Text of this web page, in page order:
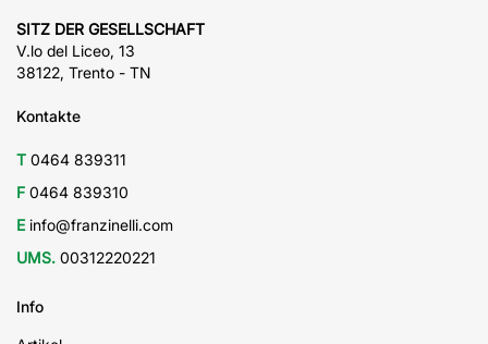
SITZ DER GESELLSCHAFT
V.lo del Liceo, 13
38122, Trento - TN
Kontakte
T 0464 839311
F 0464 839310
E info@franzinelli.com
UMS. 00312220221
Info